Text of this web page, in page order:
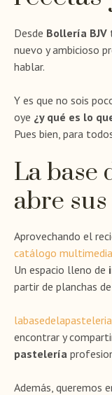
Desde Bollería BJV
nuevo y ambicioso
hablar.
Y es que no sois
oye ¿y qué es lo
Pues bien, para
La base
abre
Aprovechando el
catálogo multimedia
Un espacio lleno de
partir de planchas
encontrar y
pastelería
Además, queremos